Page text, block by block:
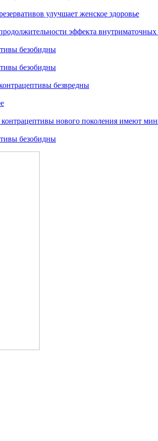
улучшает женское здоровье
эффекта внутриматочных
безобидны
безобидны
безвредны
нового поколения имеют
безобидны